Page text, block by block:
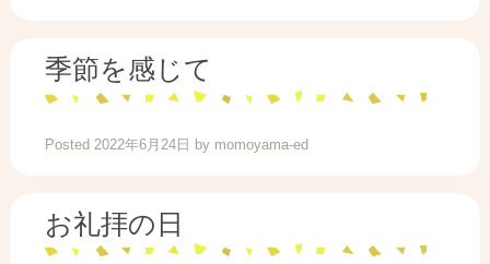
季節を感じて
Posted 2022年6月24日 by momoyama-ed
お礼拝の日